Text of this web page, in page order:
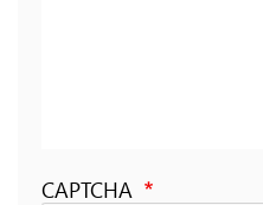
CAPTCHA